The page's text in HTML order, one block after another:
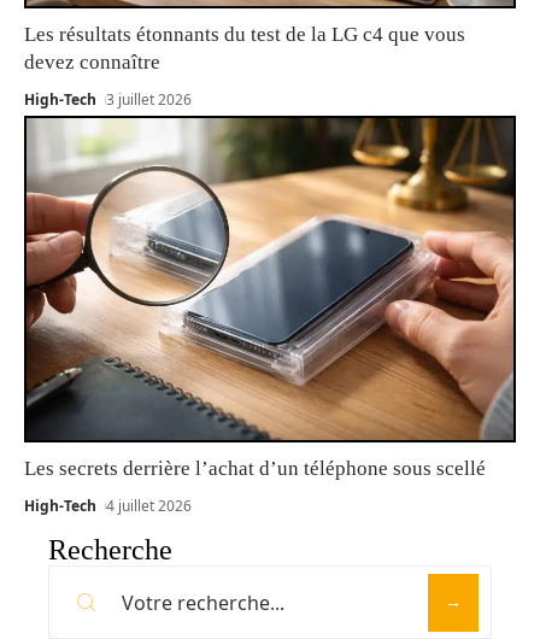
Les résultats étonnants du test de la LG c4 que vous
devez connaître
High-Tech 3 juillet 2026
Les secrets derrière l’achat d’un téléphone sous scellé
High-Tech 4 juillet 2026
Recherche